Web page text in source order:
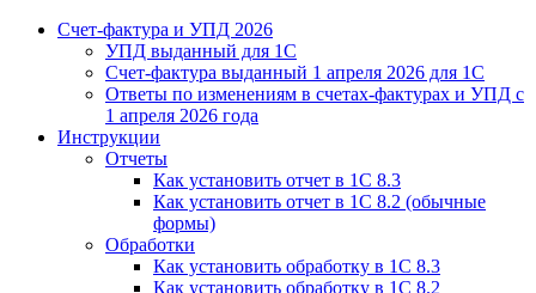
Счет-фактура и УПД 2026
УПД выданный для 1C
Счет-фактура выданный 1 апреля 2026 для 1C
Ответы по изменениям в счетах-фактурах и УПД с
1 апреля 2026 года
Инструкции
Отчеты
Как установить отчет в 1С 8.3
Как установить отчет в 1С 8.2 (обычные
формы)
Обработки
Как установить обработку в 1С 8.3
Как установить обработку в 1С 8.2